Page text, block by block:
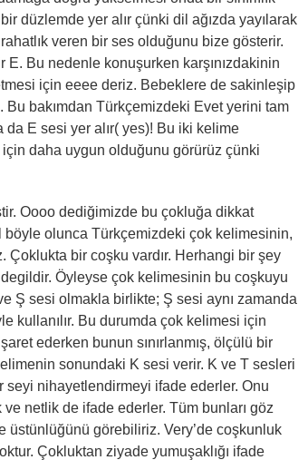
düzlemde yer alır çünki dil ağızda yayılarak
veren bir ses olduğunu bize gösterir.
Bu nedenle konuşurken karşınızdakinin
için eeee deriz. Bebeklere de sakinleşip
bakımdan Türkçemizdeki Evet yerini tam
da E sesi yer alır( yes)! Bu iki kelime
için daha uygun olduğunu görürüz çünki
Oooo dediğimizde bu çokluğa dikkat
böyle olunca Türkçemizdeki çok kelimesinin,
Çoklukta bir coşku vardır. Herhangi bir şey
Öyleyse çok kelimesinin bu coşkuyu
Ş sesi olmakla birlikte; Ş sesi aynı zamanda
kullanılır. Bu durumda çok kelimesi için
ederken bunun sınırlanmış, ölçülü bir
sonundaki K sesi verir. K ve T sesleri
seyi nihayetlendirmeyi ifade ederler. Onu
ve netlik de ifade ederler. Tüm bunları göz
üstünlüğünü görebiliriz. Very’de coşkunluk
Çokluktan ziyade yumuşaklığı ifade